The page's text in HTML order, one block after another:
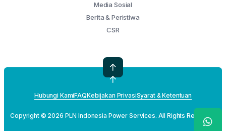
Media Sosial
Berita & Peristiwa
CSR
Hubungi KamiFAQKebijakan PrivasiSyarat & Ketentuan
Copyright © 2026 PLN Indonesia Power Services. All Rights Reserved